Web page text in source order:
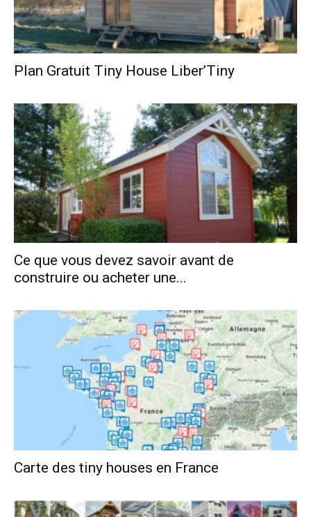
Plan Gratuit Tiny House Liber’Tiny
Ce que vous devez savoir avant de
construire ou acheter une...
Carte des tiny houses en France